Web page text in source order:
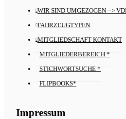
WIR SIND UMGEZOGEN -->
FAHRZEUGTYPEN
MITGLIEDSCHAFT KONTAKT
MITGLIEDERBEREICH *
STICHWORTSUCHE *
FLIPBOOKS*
Impressum